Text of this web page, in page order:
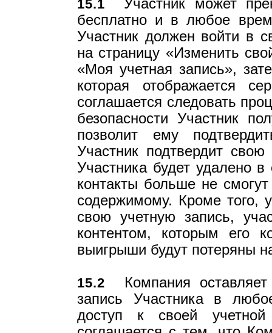
15.1 Участник может
бесплатно и в любое
Участник должен войти в
на страницу «Изменить
«Моя учетная запись»,
которая отображается
соглашается следовать
безопасности Участник
позволит ему
Участник подтвердит
Участника будет удалено
контакты больше не
содержимому. Кроме того,
свою учетную запись,
контентом, которым его
выигрыши будут потеряны
15.2 Компания
запись Участника в
доступ к своей учетной